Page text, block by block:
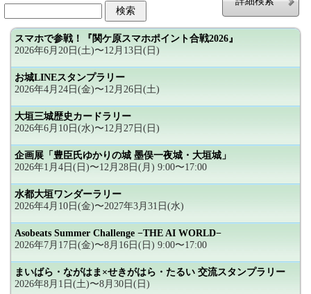
スマホで参戦！『関ケ原スマホポイント合戦2026』
2026年6月20日(土)〜12月13日(日)
お城LINEスタンプラリー
2026年4月24日(金)〜12月26日(土)
大垣三城歴史カードラリー
2026年6月10日(水)〜12月27日(日)
企画展「豊臣氏ゆかりの城 墨俣一夜城・大垣城」
2026年1月4日(日)〜12月28日(月) 9:00〜17:00
水都大垣ワンダーラリー
2026年4月10日(金)〜2027年3月31日(水)
Asobeats Summer Challenge −THE AI WORLD−
2026年7月17日(金)〜8月16日(日) 9:00〜17:00
まいばら・ながはま×せきがはら・たるい 交流スタンプラリー
2026年8月1日(土)〜8月30日(日)